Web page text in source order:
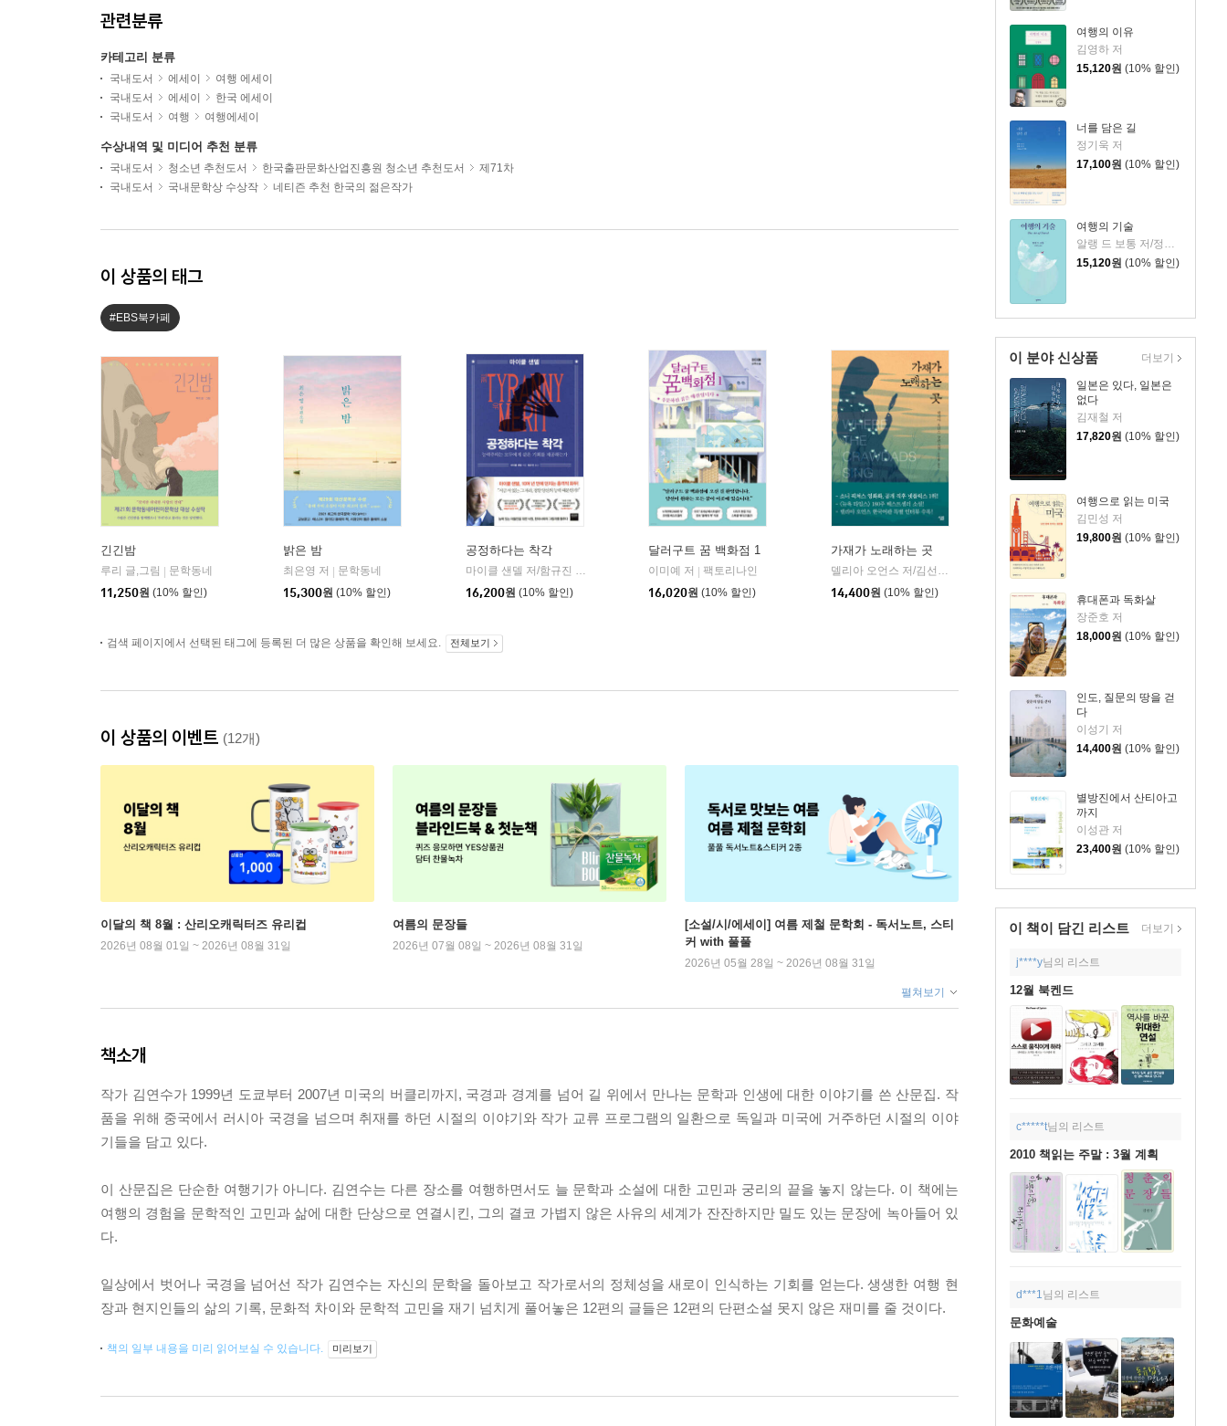
여행의 이유
김영하 저
15,120원 (10% 할인)
너를 담은 길
정기욱 저
17,100원 (10% 할인)
여행의 기술
알랭 드 보통 저/정영목 역
15,120원 (10% 할인)
이 분야 신상품
일본은 있다, 일본은
없다
김재철 저
17,820원 (10% 할인)
여행으로 읽는 미국
김민성 저
19,800원 (10% 할인)
휴대폰과 독화살
장준호 저
18,000원 (10% 할인)
인도, 질문의 땅을 걷
다
이성기 저
14,400원 (10% 할인)
별방진에서 산티아고
까지
이성관 저
23,400원 (10% 할인)
더보기
이 책이 담긴 리스트 더보기
j****y님의 리스트
12월 북켄드
c*****t님의 리스트
2010 책읽는 주말 : 3월 계획
d***1 님의 리스트
문화예술
관련분류
카테고리 분류
국내도서 에세이
여행 에세이
국내도서
에세이
한국 에세이
국내도서
여행 여행에세이
수상내역 및 미디어 추천 분류
국내도서 청소년 추천도서 한국출판문화산업진흥원 청소년 추천도서
제71차
국내도서
국내문학상 수상작 네티즌 추천 한국의 젊은작가
이 상품의 태그
#EBS북카페
긴긴밤
루리 글,그림
문학동네
11,250원 (10% 할인)
밝은 밤
최은영 저
문학동네
15,300원 (10% 할인)
공정하다는 착각
마이클 샌델 저/함규진 역
16,200원 (10% 할인)
달러구트 꿈 백화점 1
이미예 저
팩토리나인
16,020원 (10% 할인)
가재가 노래하는 곳
델리아 오언스 저/김선형 역
살림출판사
14,400원 (10% 할인)
검색 페이지에서 선택된 태그에 등록된 더 많은 상품을 확인해 보세요. 전체보기
이 상품의 이벤트 (12개)
이달의 책 8월 : 산리오캐릭터즈 유리컵
2026년 08월 01일 ~ 2026년 08월 31일
여름의 문장들
2026년 07월 08일 ~ 2026년 08월 31일
[소설/시/에세이] 여름 제철 문학회 - 독서노트, 스티
커 with 풀풀
2026년 05월 28일 ~ 2026년 08월 31일
펼쳐보기
책소개
작가 김연수가 1999년 도쿄부터 2007년 미국의 버클리까지, 국경과 경계를 넘어 길 위에서 만나는 문학과 인생에 대한 이야기를 쓴 산문집. 작
품을 위해 중국에서 러시아 국경을 넘으며 취재를 하던 시절의 이야기와 작가 교류 프로그램의 일환으로 독일과 미국에 거주하던 시절의 이야
기들을 담고 있다.
이 산문집은 단순한 여행기가 아니다. 김연수는 다른 장소를 여행하면서도 늘 문학과 소설에 대한 고민과 궁리의 끝을 놓지 않는다. 이 책에는
여행의 경험을 문학적인 고민과 삶에 대한 단상으로 연결시킨, 그의 결코 가볍지 않은 사유의 세계가 잔잔하지만 밀도 있는 문장에 녹아들어 있
다.
일상에서 벗어나 국경을 넘어선 작가 김연수는 자신의 문학을 돌아보고 작가로서의 정체성을 새로이 인식하는 기회를 얻는다. 생생한 여행 현
장과 현지인들의 삶의 기록, 문화적 차이와 문학적 고민을 재기 넘치게 풀어놓은 12편의 글들은 12편의 단편소설 못지 않은 재미를 줄 것이다.
책의 일부 내용을 미리 읽어보실 수 있습니다. 미리보기